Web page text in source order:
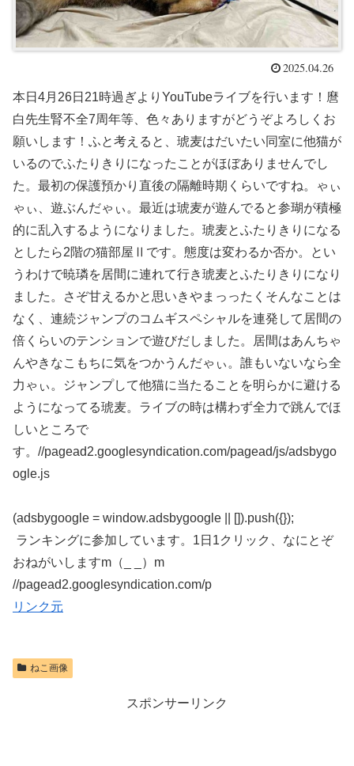
2025.04.26
本日4月26日21時過ぎよりYouTubeライブを行います！麿
白先生腎不全7周年等、色々ありますがどうぞよろしくお
願いします！ふと考えると、琥麦はだいたい同室に他猫が
いるのでふたりきりになったことがほぼありませんでし
た。最初の保護預かり直後の隔離時期くらいですね。ゃぃ
ゃぃ、遊ぶんだゃぃ。最近は琥麦が遊んでると参瑚が積極
的に乱入するようになりました。琥麦とふたりきりになる
としたら2階の猫部屋Ⅱです。態度は変わるか否か。とい
うわけで暁璘を居間に連れて行き琥麦とふたりきりになり
ました。さぞ甘えるかと思いきやまっったくそんなことは
なく、連続ジャンプのコムギスペシャルを連発して居間の
倍くらいのテンションで遊びだしました。居間はあんちゃ
んやきなこもちに気をつかうんだゃぃ。誰もいないなら全
力ゃぃ。ジャンプして他猫に当たることを明らかに避ける
ようになってる琥麦。ライブの時は構わず全力で跳んでほ
しいところで
す。//pagead2.googlesyndication.com/pagead/js/adsbygo
ogle.js
(adsbygoogle = window.adsbygoogle || []).push({});
ランキングに参加しています。1日1クリック、なにとぞ
おねがいしますm（_ _）m
//pagead2.googlesyndication.com/p
リンク元
ねこ画像
スポンサーリンク